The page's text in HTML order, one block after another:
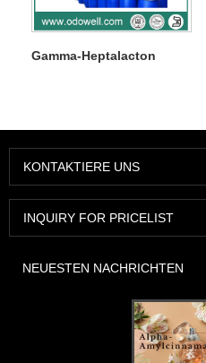
Gamma-Heptalacton
KONTAKTIERE UNS
INQUIRY FOR PRICELIST
NEUESTEN NACHRICHTEN